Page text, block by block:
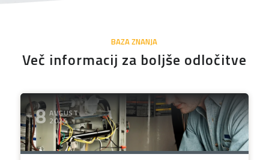
BAZA ZNANJA
Več informacij za boljše odločitve
8 AVGUST
2026